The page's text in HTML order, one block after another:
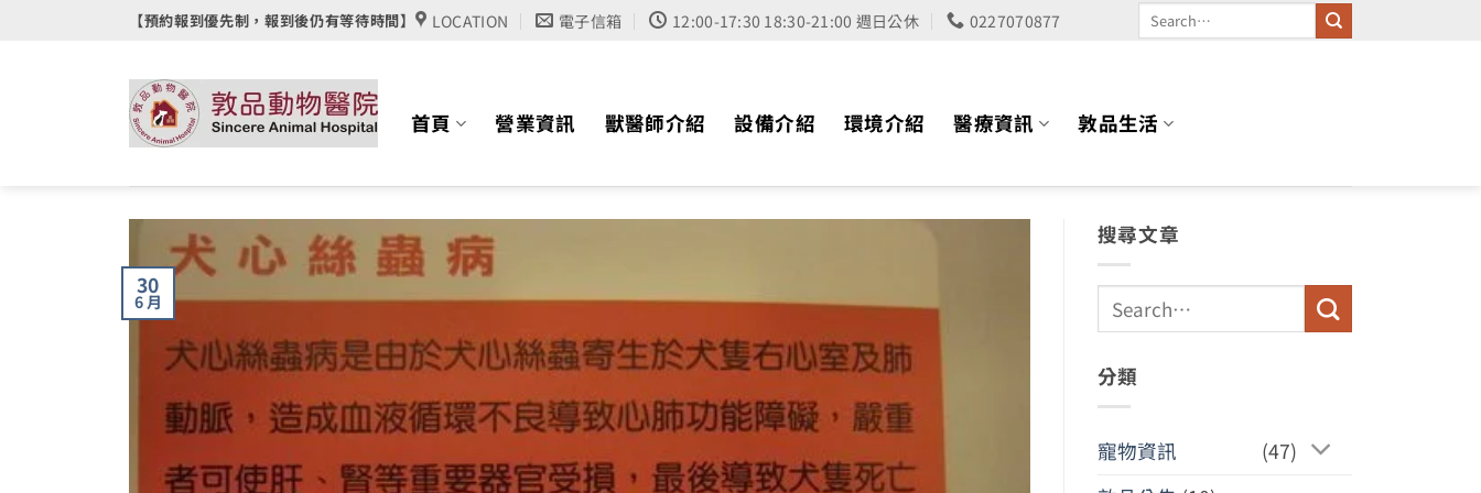
【預約報到優先制，報到後仍有等待時間】 LOCATION 電子信箱 12:00-17:30 18:30-21:00 週日公休 0227070877
首頁 營業資訊 獸醫師介紹 設備介紹 環境介紹 醫療資訊 敦品生活
30
6 月
搜尋文章
分類
寵物資訊
(47)